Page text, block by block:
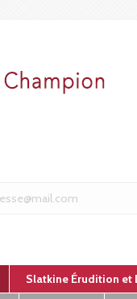
Slatkine Érudition et